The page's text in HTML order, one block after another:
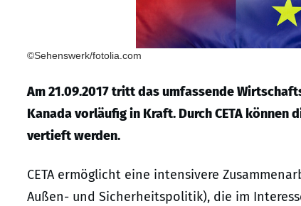
©Sehenswerk/fotolia.com
Am 21.09.2017 tritt das umfassende
Kanada vorläufig in Kraft. Durch CETA können
vertieft werden.
CETA ermöglicht eine intensivere
Außen- und Sicherheitspolitik), die im